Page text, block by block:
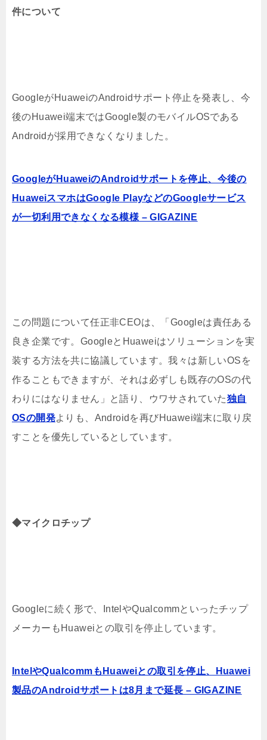
件について
GoogleがHuaweiのAndroidサポート停止を発表し、今
後のHuawei端末ではGoogle製のモバイルOSである
Androidが採用できなくなりました。
GoogleがHuaweiのAndroidサポートを停止、今後の
HuaweiスマホはGoogle PlayなどのGoogleサービス
が一切利用できなくなる模様 – GIGAZINE
この問題について任正非CEOは、「Googleは責任ある
良き企業です。GoogleとHuaweiはソリューションを実
装する方法を共に協議しています。我々は新しいOSを
作ることもできますが、それは必ずしも既存のOSの代
わりにはなりません」と語り、ウワサされていた独自
OSの開発よりも、Androidを再びHuawei端末に取り戻
すことを優先しているとしています。
◆マイクロチップ
Googleに続く形で、IntelやQualcommといったチップ
メーカーもHuaweiとの取引を停止しています。
IntelやQualcommもHuaweiとの取引を停止、Huawei
製品のAndroidサポートは8月まで延長 – GIGAZINE